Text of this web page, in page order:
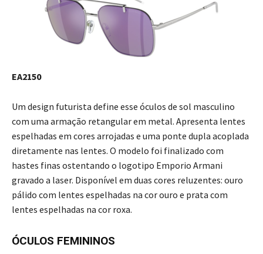
EA2150
Um design futurista define esse óculos de sol masculino
com uma armação retangular em metal. Apresenta lentes
espelhadas em cores arrojadas e uma ponte dupla acoplada
diretamente nas lentes. O modelo foi finalizado com
hastes finas ostentando o logotipo Emporio Armani
gravado a laser. Disponível em duas cores reluzentes: ouro
pálido com lentes espelhadas na cor ouro e prata com
lentes espelhadas na cor roxa.
ÓCULOS FEMININOS